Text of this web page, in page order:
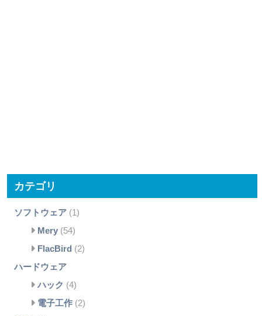
カテゴリ
ソフトウェア(1)
Mery(54)
FlacBird (2)
ハードウェア
ハック (4)
電子工作(2)